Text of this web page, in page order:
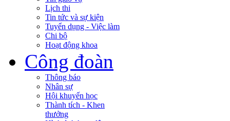
Lịch thi
Tin tức và sự kiện
Tuyển dụng - Việc làm
Chi bộ
Hoạt động khoa
Công đoàn
Thông báo
Nhân sự
Hội khuyến học
Thành tích - Khen
thưởng